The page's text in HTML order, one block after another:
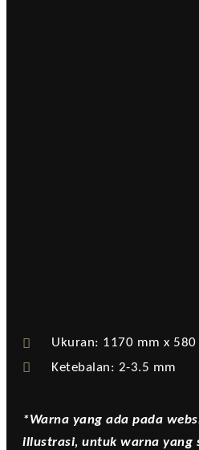
Ukuran: 1170 mm x 580
Ketebalan: 2-3.5 mm
*Warna yang ada pada
illustrasi, untuk warna yang